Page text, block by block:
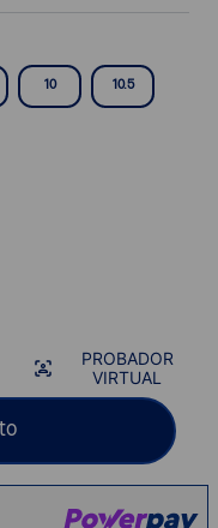
10 10.5
PROBADOR
VIRTUAL